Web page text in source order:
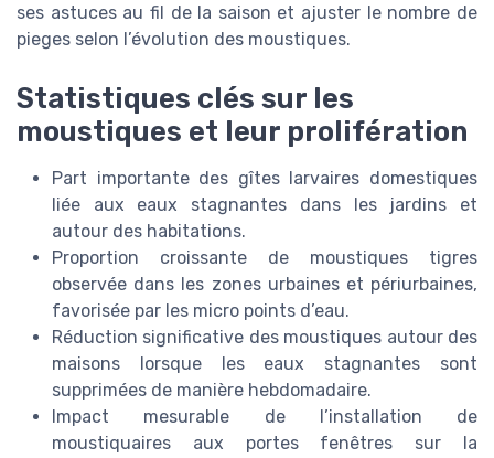
ses astuces au fil de la saison et ajuster le nombre de
pieges selon l’évolution des moustiques.
Statistiques clés sur les
moustiques et leur prolifération
Part importante des gîtes larvaires domestiques
liée aux eaux stagnantes dans les jardins et
autour des habitations.
Proportion croissante de moustiques tigres
observée dans les zones urbaines et périurbaines,
favorisée par les micro points d’eau.
Réduction significative des moustiques autour des
maisons lorsque les eaux stagnantes sont
supprimées de manière hebdomadaire.
Impact mesurable de l’installation de
moustiquaires aux portes fenêtres sur la